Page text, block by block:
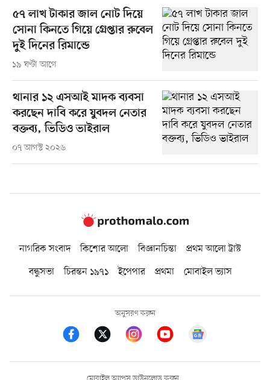
৫৭ লাখ টাকার জাল নোট দিয়ে
সোনা কিনতে গিয়ে গ্রেপ্তার রুবেল
দুই দিনের রিমান্ডে
১৯ ঘণ্টা আগে
থানার ১২ এসআই মাদক ব্যবসা
করছেন দাবি করে যুবদল নেতার
বক্তব্য, ভিডিও ভাইরাল
০৭ আগস্ট ২০২৬
নাগরিক সংবাদ কিশোর আলো বিজ্ঞানচিন্তা
প্রথম আলো ট্রাস্ট
বন্ধুসভা
চিরন্তন ১৯৭১ ইপেপার প্রথমা মোবাইল ভ্যাস
অনুসরণ করুন